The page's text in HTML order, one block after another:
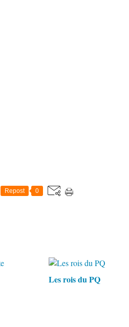
Repost 0
Les rois du PQ